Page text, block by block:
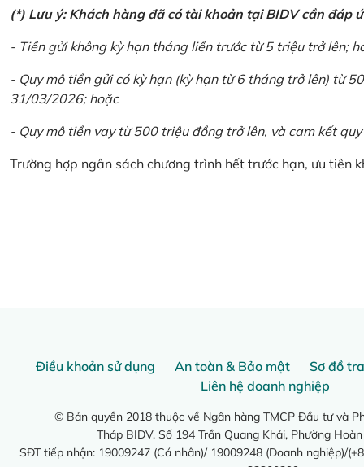
(*) Lưu ý: Khách hàng đã có tài khoản tại BIDV cần đáp
- Tiền gửi không kỳ hạn tháng liền trước từ 5 triệu trở lên;
- Quy mô tiền gửi có kỳ hạn (kỳ hạn từ 6 tháng trở lên) từ
31/03/2026; hoặc
- Quy mô tiền vay từ 500 triệu đồng trở lên, và cam kết
Trường hợp ngân sách chương trình hết trước hạn, ưu tiên
Điều khoản sử dụng An toàn & Bảo mật
Sơ đồ
Liên hệ doanh nghiệp
© Bản quyền 2018 thuộc về Ngân hàng TMCP Đầu tư và
Tháp BIDV, Số 194 Trần Quang Khải, Phường
SĐT tiếp nhận: 19009247 (Cá nhân)/ 19009248 (Doanh nghiệp)/